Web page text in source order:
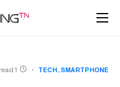
SMARTPHONE
TECH
1 minute read